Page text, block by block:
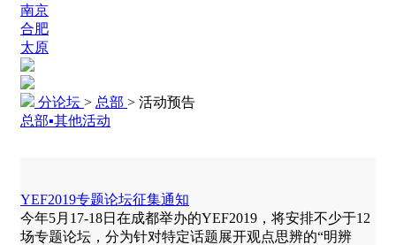
南京
合肥
太原
分论坛 > 总部 > 活动预告
总部▪其他活动
YEF2019专题论坛征集通知
今年5月17-18日在成都举办的YEF2019，将安排不少于12
场专题论坛，分为针对特定话题展开观点思辨的“明辨